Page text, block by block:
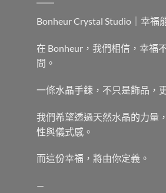
Bonheur Crystal Studio｜幸福
在 Bonheur，我們相信，幸福
間。
一條水晶手鍊，不只是飾品，
我們希望透過天然水晶的力量
性與儀式感。
而這份幸福，將由你定義。
—